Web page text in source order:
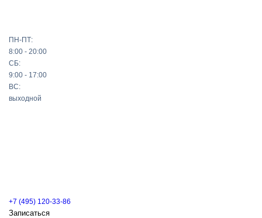
ПН-ПТ:
8:00 - 20:00
СБ:
9:00 - 17:00
ВС:
выходной
+7 (495) 120-33-86
Записаться